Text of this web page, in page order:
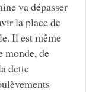
va dépasser
la place de
Il est même
de
dette